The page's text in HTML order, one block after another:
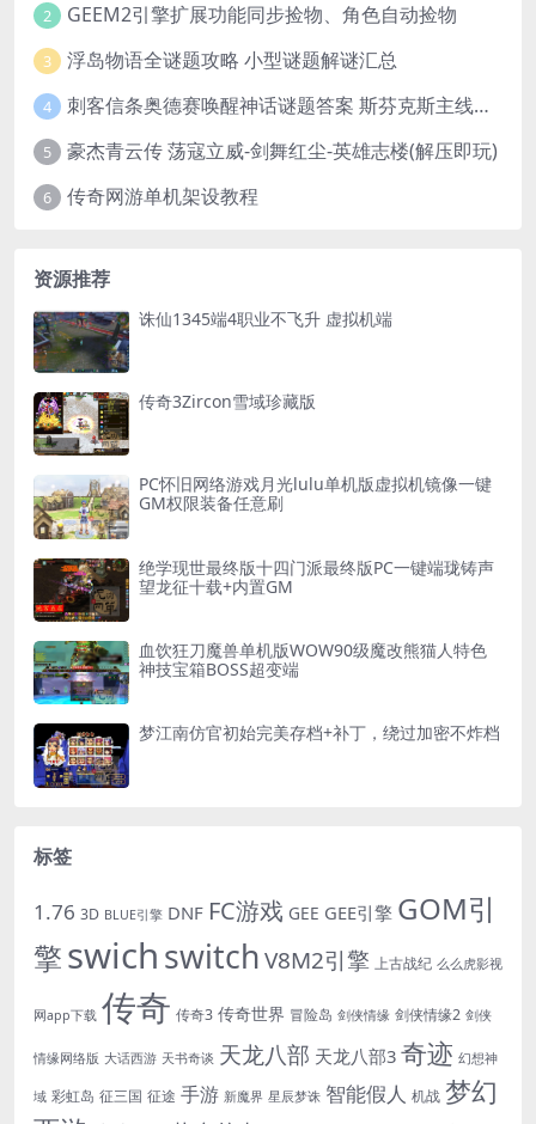
2 GEEM2引擎扩展功能同步捡物、角色自动捡物
3 浮岛物语全谜题攻略 小型谜题解谜汇总
4 刺客信条奥德赛唤醒神话谜题答案 斯芬克斯主线攻略
5 豪杰青云传 荡寇立威-剑舞红尘-英雄志楼(解压即玩)
6 传奇网游单机架设教程
资源推荐
诛仙1345端4职业不飞升 虚拟机端
传奇3Zircon雪域珍藏版
PC怀旧网络游戏月光lulu单机版虚拟机镜像一键
GM权限装备任意刷
绝学现世最终版十四门派最终版PC一键端珑铸声
望龙征十载+内置GM
血饮狂刀魔兽单机版WOW90级魔改熊猫人特色
神技宝箱BOSS超变端
梦江南仿官初始完美存档+补丁，绕过加密不炸档
标签
1.76 3D BLUE引擎 DNF FC游戏 GEE GEE引擎 GOM引
擎swichswitchV8M2引擎 上古战纪 么么虎影视
网app下载 传奇 传奇3 传奇世界 冒险岛 剑侠情缘 剑侠情缘2 剑侠
情缘网络版 大话西游 天书奇谈 天龙八部 天龙八部3 奇迹 幻想神
域 彩虹岛 征三国 征途 手游 新魔界 星辰梦诛 智能假人 机战 梦幻